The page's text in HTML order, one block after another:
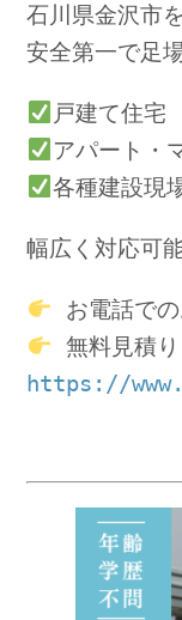
石川県金沢市
安全第一で足
戸建て住宅
アパート・
各種建設現
幅広く対応可
お電話で
無料見積
https://